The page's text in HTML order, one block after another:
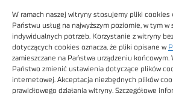
W ramach naszej witryny stosujemy pliki cookies
Państwu usług na najwyższym poziomie, w tym
indywidualnych potrzeb. Korzystanie z witryny
dotyczących cookies oznacza, że pliki opisane w
zamieszczane na Państwa urządzeniu końcowym.
Państwo zmienić ustawienia dotyczące plików
internetowej. Akceptacja niezbędnych plików
prawidłowego działania witryny. Szczegółowe
Regulamin sklepu
Obrazy stockowe